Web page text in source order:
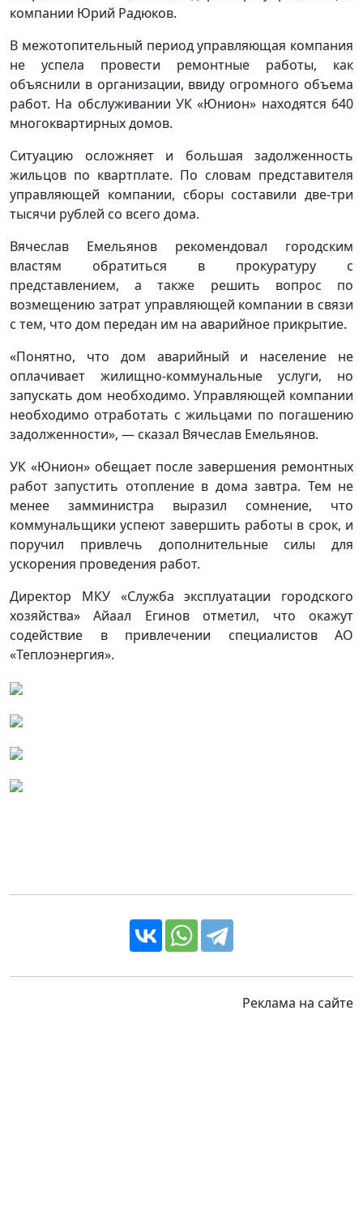
компании Юрий Радюков.
В межотопительный период управляющая компания
не успела провести ремонтные работы, как
объяснили в организации, ввиду огромного объема
работ. На обслуживании УК «Юнион» находятся 640
многоквартирных домов.
Ситуацию осложняет и большая задолженность
жильцов по квартплате. По словам представителя
управляющей компании, сборы составили две-три
тысячи рублей со всего дома.
Вячеслав Емельянов рекомендовал городским
властям обратиться в прокуратуру с
представлением, а также решить вопрос по
возмещению затрат управляющей компании в связи
с тем, что дом передан им на аварийное прикрытие.
«Понятно, что дом аварийный и население не
оплачивает жилищно-коммунальные услуги, но
запускать дом необходимо. Управляющей компании
необходимо отработать с жильцами по погашению
задолженности», — сказал Вячеслав Емельянов.
УК «Юнион» обещает после завершения ремонтных
работ запустить отопление в дома завтра. Тем не
менее замминистра выразил сомнение, что
коммунальщики успеют завершить работы в срок, и
поручил привлечь дополнительные силы для
ускорения проведения работ.
Директор МКУ «Служба эксплуатации городского
хозяйства» Айаал Егинов отметил, что окажут
содействие в привлечении специалистов АО
«Теплоэнергия».
Реклама на сайте